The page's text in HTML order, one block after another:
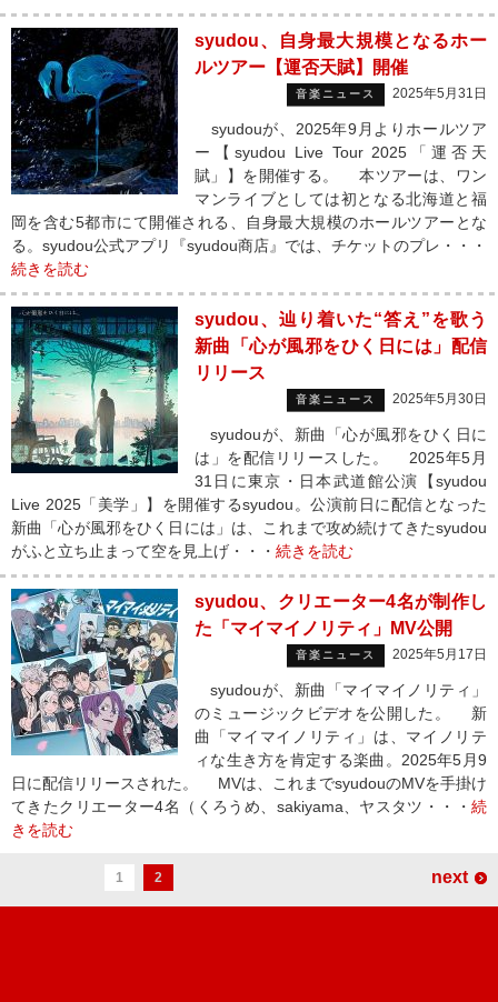
syudou、自身最大規模となるホー
ルツアー【運否天賦】開催
音楽ニュース 2025年5月31日
syudouが、2025年9月よりホールツア
ー【syudou Live Tour 2025「運否天
賦」】を開催する。 本ツアーは、ワン
マンライブとしては初となる北海道と福
岡を含む5都市にて開催される、自身最大規模のホールツアーとな
る。syudou公式アプリ『syudou商店』では、チケットのプレ・・・
続きを読む
syudou、辿り着いた“答え”を歌う
新曲「心が風邪をひく日には」配信
リリース
音楽ニュース 2025年5月30日
syudouが、新曲「心が風邪をひく日に
は」を配信リリースした。 2025年5月
31日に東京・日本武道館公演【syudou
Live 2025「美学」】を開催するsyudou。公演前日に配信となった
新曲「心が風邪をひく日には」は、これまで攻め続けてきたsyudou
がふと立ち止まって空を見上げ・・・ 続きを読む
syudou、クリエーター4名が制作し
た「マイマイノリティ」MV公開
音楽ニュース 2025年5月17日
syudouが、新曲「マイマイノリティ」
のミュージックビデオを公開した。 新
曲「マイマイノリティ」は、マイノリテ
ィな生き方を肯定する楽曲。2025年5月9
日に配信リリースされた。 MVは、これまでsyudouのMVを手掛け
てきたクリエーター4名（くろうめ、sakiyama、ヤスタツ・・・ 続
きを読む
1 2 next